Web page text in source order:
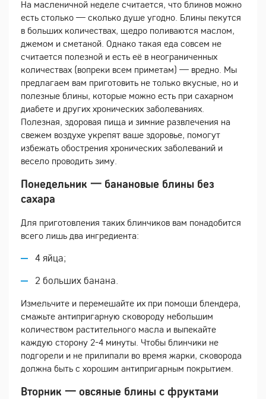
На масленичной неделе считается, что блинов можно
есть столько — сколько душе угодно. Блины пекутся
в больших количествах, щедро поливаются маслом,
джемом и сметаной. Однако такая еда совсем не
считается полезной и есть её в неограниченных
количествах (вопреки всем приметам) — вредно. Мы
предлагаем вам приготовить не только вкусные, но и
полезные блины, которые можно есть при сахарном
диабете и других хронических заболеваниях.
Полезная, здоровая пища и зимние развлечения на
свежем воздухе укрепят ваше здоровье, помогут
избежать обострения хронических заболеваний и
весело проводить зиму.
Понедельник 一 банановые блины без
сахара
Для приготовления таких блинчиков вам понадобится
всего лишь два ингредиента:
4 яйца;
2 больших банана.
Измельчите и перемешайте их при помощи блендера,
смажьте антипригарную сковороду небольшим
количеством растительного масла и выпекайте
каждую сторону 2-4 минуты. Чтобы блинчики не
подгорели и не прилипали во время жарки, сковорода
должна быть с хорошим антипригарным покрытием.
Вторник 一 овсяные блины с фруктами